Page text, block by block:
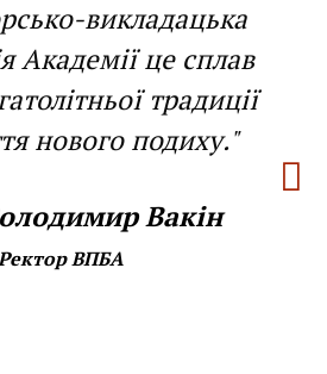
викладацька
Академії це сплав
традиції
нового подиху."
Вакін
ВПБА